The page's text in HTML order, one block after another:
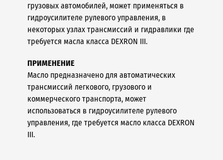
грузовых автомобилей, может применяться в
гидроусилителе рулевого управления, в
некоторых узлах трансмиссий и гидравлики где
требуется масла класса DEXRON III.
ПРИМЕНЕНИЕ
Масло предназначено для автоматических
трансмиссий легкового, грузового и
коммерческого транспорта, может
использоваться в гидроусилителе рулевого
управления, где требуется масло класса DEXRON
III.